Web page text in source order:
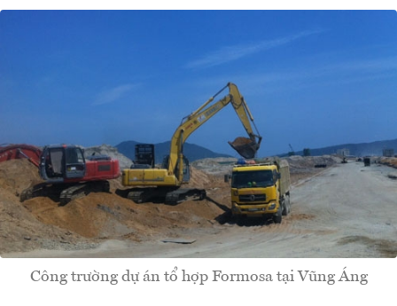
Công trường dự án tổ hợp Formosa tại Vũng Áng